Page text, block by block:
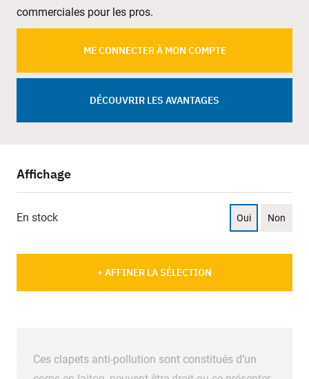
commerciales pour les pros.
ME CONNECTER À MON COMPTE
DÉCOUVRIR LES AVANTAGES
Affichage
En stock Oui Non
+ AFFINER LA SÉLECTION
Ces clapets anti-pollution sont constitués d’un